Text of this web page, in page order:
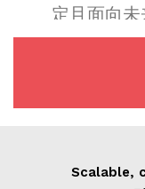
定且面向未
Scalable,